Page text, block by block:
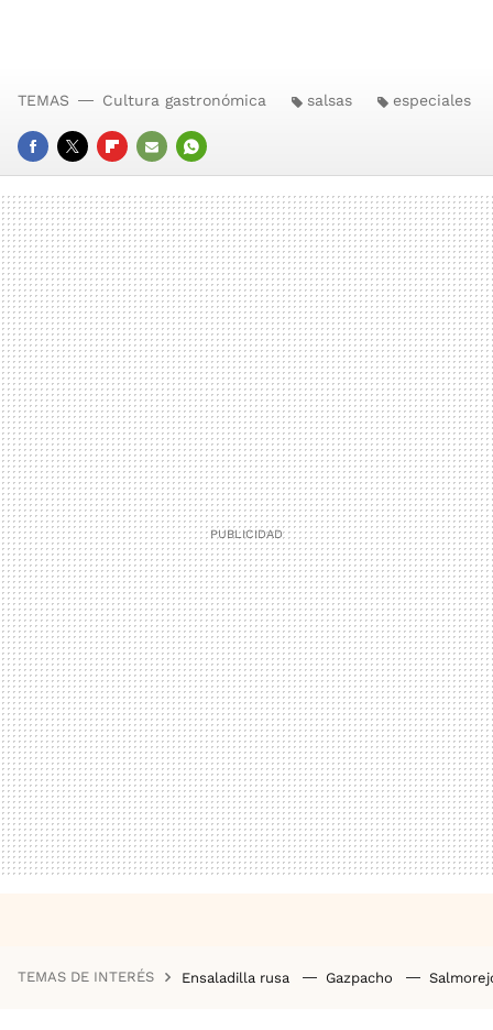
FACEBOOK
TWITTERFLIPBOARD
E-
MAIL
WHATSAPP
TEMAS Cultura gastronómica salsas especiales
TEMAS DE INTERÉS Ensaladilla rusa Gazpacho